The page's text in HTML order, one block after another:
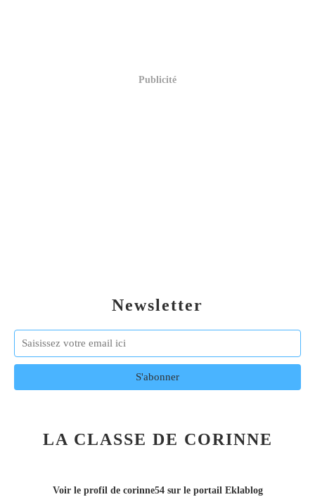
Newsletter
Publicité
LA CLASSE DE CORINNE
Voir le profil de corinne54sur le portail Eklablog